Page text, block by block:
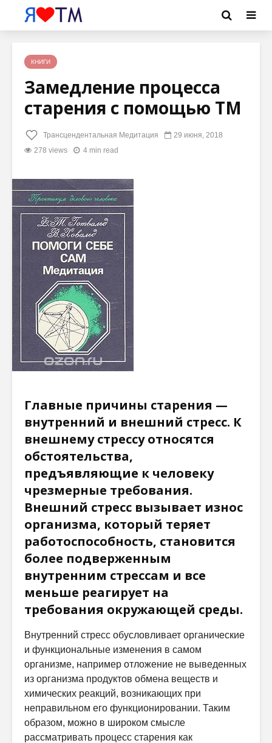
КНИГИ
Замедление процесса
старения с помощью ТМ
Трансцендентальная Медитация
29 июня, 2018
278 views
4 min read
Главные причины старения —
внутренний и внешний стресс. К
внешнему стрессу относятся
обстоятельства,
предъявляющие к человеку
чрезмерные требования.
Внешний стресс вызывает износ
организма, который теряет
работоспособность, становится
более подверженным
внутренним стрессам и все
меньше реагирует на
требования окружающей среды.
Внутренний стресс обусловливает органические
и функциональные изменения в самом
организме, например отложение не выведенных
из организма продуктов обмена веществ и
химических реакций, возникающих при
неправильном его функционировании. Таким
образом, можно в широком смысле
рассматривать процесс старения как